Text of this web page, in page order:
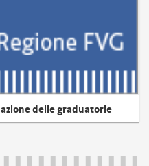
delle graduatorie